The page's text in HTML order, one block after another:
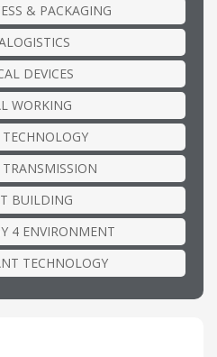
& PACKAGING
DEVICES
WORKING
BUILDING
4 ENVIRONMENT
TECHNOLOGY